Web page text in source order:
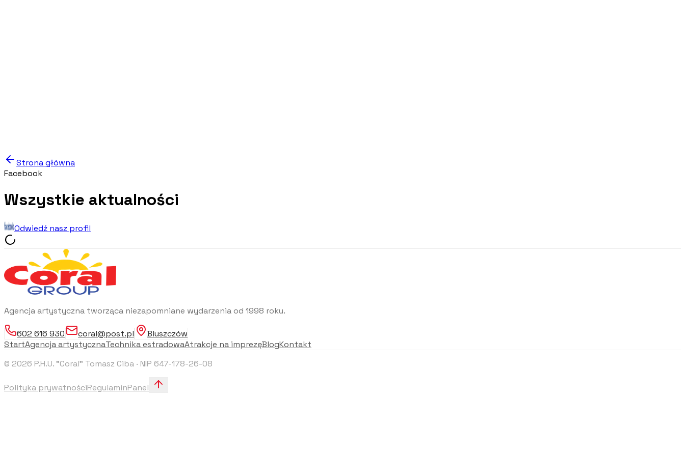
Strona główna
Facebook
Wszystkie aktualności
Odwiedź nasz profil
Agencja artystyczna tworząca niezapomniane wydarzenia od 1998 roku.
602 616 930 coral@post.pl
Bluszczów
StartAgencja artystycznaTechnika estradowaAtrakcje na imprezęBlogKontakt
© 2026 P.H.U. "Coral" Tomasz Ciba · NIP 647-178-26-08
Polityka prywatnościRegulaminPanel